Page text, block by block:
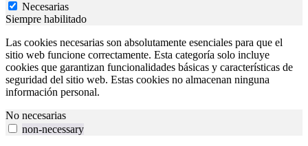
Necesarias
Siempre habilitado
Las cookies necesarias son absolutamente esenciales para que el
sitio web funcione correctamente. Esta categoría solo incluye
cookies que garantizan funcionalidades básicas y características de
seguridad del sitio web. Estas cookies no almacenan ninguna
información personal.
No necesarias
non-necessary